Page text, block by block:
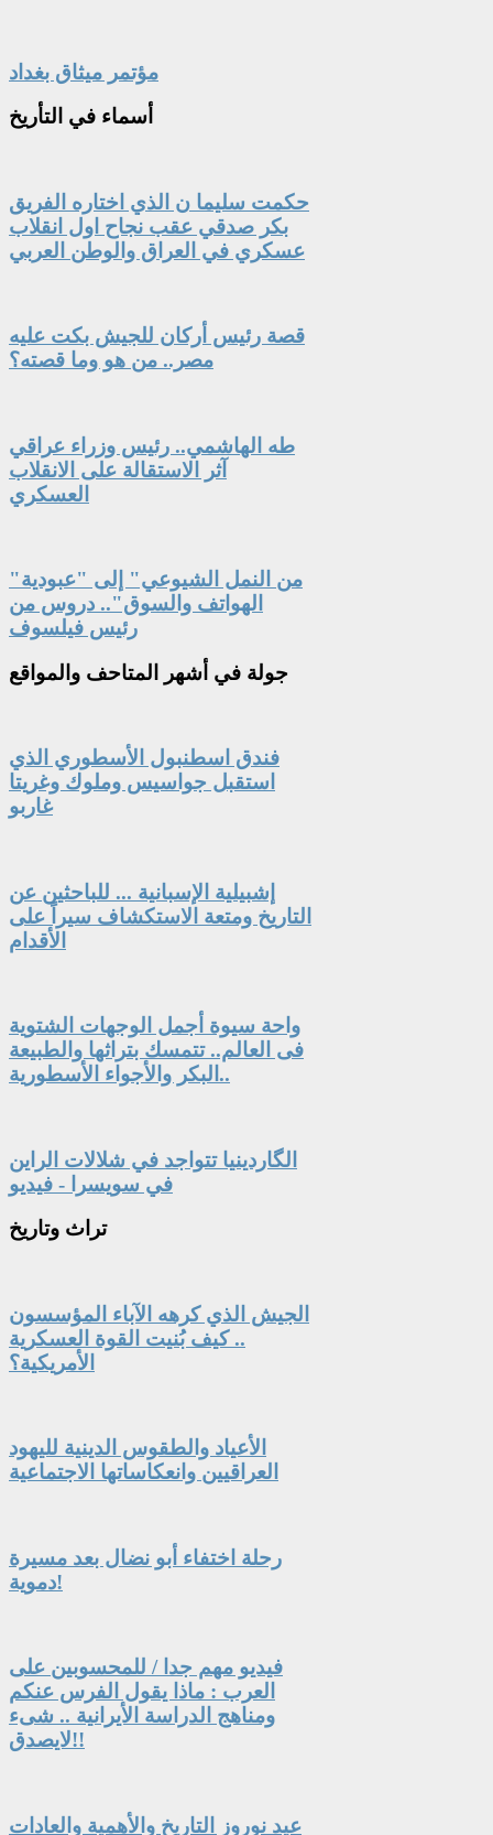
مؤتمر ميثاق بغداد
أسماء في التأريخ
حكمت سليما ن الذي اختاره الفريق
بكر صدقي عقب نجاح اول انقلاب
عسكري في العراق والوطن العربي
قصة رئيس أركان للجيش بكت عليه
مصر.. من هو وما قصته؟
طه الهاشمي.. رئيس وزراء عراقي
آثر الاستقالة على الانقلاب
العسكري
"من النمل الشيوعي" إلى "عبودية
الهواتف والسوق".. دروس من
رئيس فيلسوف
جولة في أشهر المتاحف والمواقع
فندق اسطنبول الأسطوري الذي
استقبل جواسيس وملوك وغريتا
غاربو
إشبيلية الإسبانية ... للباحثين عن
التاريخ ومتعة الاستكشاف سيراً على
الأقدام
واحة سيوة أجمل الوجهات الشتوية
فى العالم.. تتمسك بتراثها والطبيعة
البكر والأجواء الأسطورية..
الگاردينيا تتواجد في شلالات الراين
في سويسرا - فيديو
تراث وتاريخ
الجيش الذي كرهه الآباء المؤسسون
.. كيف بُنيت القوة العسكرية
الأمريكية؟
الأعياد والطقوس الدينية لليهود
العراقيين وانعكاساتها الاجتماعية
رحلة اختفاء أبو نضال بعد مسيرة
دموية!
فيديو مهم جدا / للمحسوبين على
العرب : ماذا يقول الفرس عنكم
ومناهج الدراسة الأيرانية .. شىء
لايصدق!!
عيد نوروز التاريخ والأهمية والعادات